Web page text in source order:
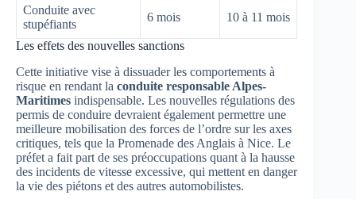
Conduite avec
stupéfiants
6 mois 10 à 11 mois
Les effets des nouvelles sanctions
Cette initiative vise à dissuader les comportements à
risque en rendant la conduite responsable Alpes-
Maritimes indispensable. Les nouvelles régulations des
permis de conduire devraient également permettre une
meilleure mobilisation des forces de l’ordre sur les axes
critiques, tels que la Promenade des Anglais à Nice. Le
préfet a fait part de ses préoccupations quant à la hausse
des incidents de vitesse excessive, qui mettent en danger
la vie des piétons et des autres automobilistes.